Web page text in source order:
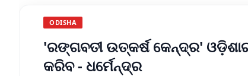
ODISHA
'ରଙ୍ଗବତୀ ଉତ୍କର୍ଷ କେନ୍ଦ୍ର'
କରିବ - ଧର୍ମେନ୍ଦ୍ର